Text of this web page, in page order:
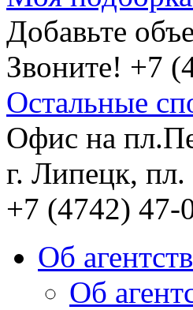
Добавьте
Звоните! +7
Остальные
Офис на
г. Липецк,
+7 (4742) 47-
Об
Об